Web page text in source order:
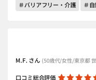
＃バリアフリー・介護
＃
M.F. さん (50歳代/女性/東京都 世
口コミ総合評価